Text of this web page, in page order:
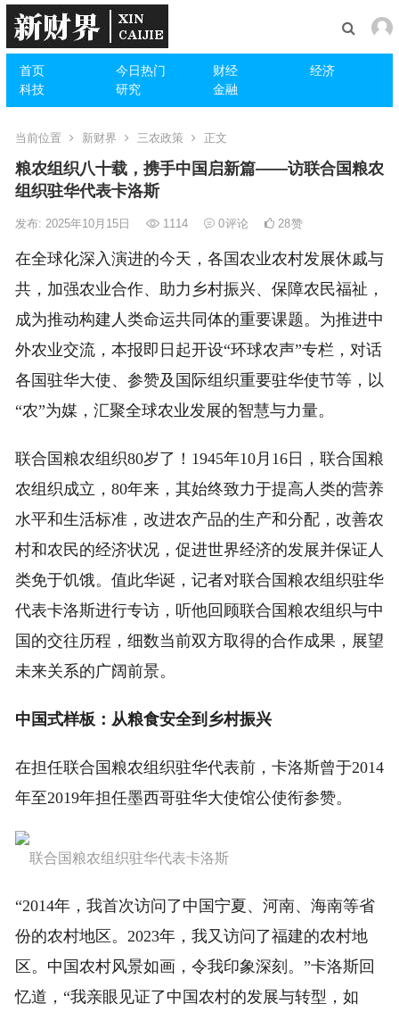
首页 今日热门 财经
经济
科技
研究 金融
当前位置 新财界 三农政策 正文
粮农组织八十载，携手中国启新篇——访联合国粮农
组织驻华代表卡洛斯
发布: 2025年10月15日 1114 0评论 28赞
在全球化深入演进的今天，各国农业农村发展休戚与
共，加强农业合作、助力乡村振兴、保障农民福祉，
成为推动构建人类命运共同体的重要课题。为推进中
外农业交流，本报即日起开设“环球农声”专栏，对话
各国驻华大使、参赞及国际组织重要驻华使节等，以
“农”为媒，汇聚全球农业发展的智慧与力量。
联合国粮农组织80岁了！1945年10月16日，联合国粮
农组织成立，80年来，其始终致力于提高人类的营养
水平和生活标准，改进农产品的生产和分配，改善农
村和农民的经济状况，促进世界经济的发展并保证人
类免于饥饿。值此华诞，记者对联合国粮农组织驻华
代表卡洛斯进行专访，听他回顾联合国粮农组织与中
国的交往历程，细数当前双方取得的合作成果，展望
未来关系的广阔前景。
中国式样板：从粮食安全到乡村振兴
在担任联合国粮农组织驻华代表前，卡洛斯曾于2014
年至2019年担任墨西哥驻华大使馆公使衔参赞。
联合国粮农组织驻华代表卡洛斯
“2014年，我首次访问了中国宁夏、河南、海南等省
份的农村地区。2023年，我又访问了福建的农村地
区。中国农村风景如画，令我印象深刻。”卡洛斯回
忆道，“我亲眼见证了中国农村的发展与转型，如